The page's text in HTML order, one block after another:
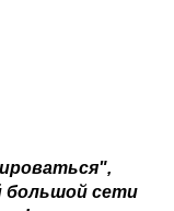
большой сети